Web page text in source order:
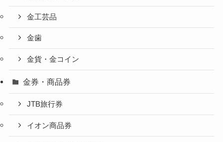
金工芸品
金歯
金貨・金コイン
金券・商品券
JTB旅行券
イオン商品券